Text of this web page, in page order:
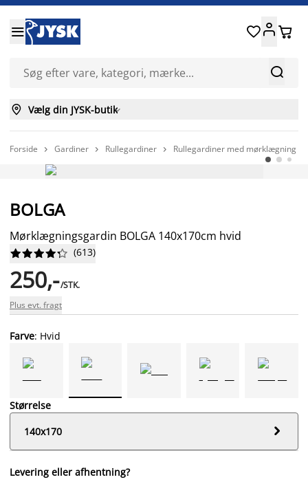


 
 Vælg din JYSK-butik
Forside  Gardiner  Rullegardiner  Rullegardiner med mørklægning
BOLGA
Mørklægningsgardin BOLGA 140x170cm hvid





 (613)
250,-/STK.
Plus evt. fragt
Farve: Hvid
Størrelse
140x170

Levering eller afhentning?